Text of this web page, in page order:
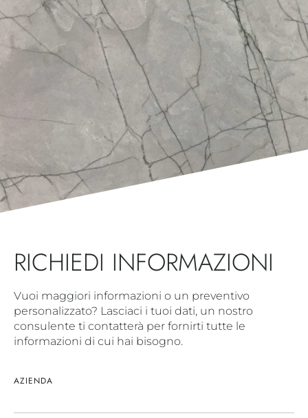
RICHIEDI INFORMAZIONI
Vuoi maggiori informazioni o un preventivo
personalizzato? Lasciaci i tuoi dati, un nostro
consulente ti contatterà per fornirti tutte le
informazioni di cui hai bisogno.
AZIENDA